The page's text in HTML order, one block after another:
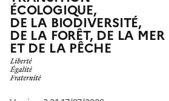
ÉCOLOGIQUE,
DE LA BIODIVERSITÉ,
DE LA FORÊT, DE LA MER
ET DE LA PÊCHE